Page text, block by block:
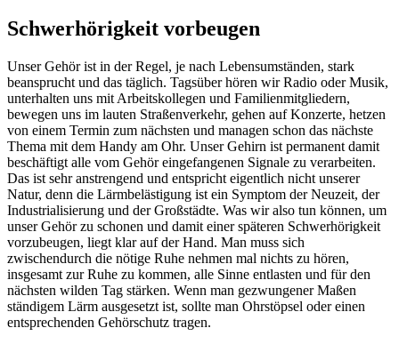
Schwerhörigkeit vorbeugen
Unser Gehör ist in der Regel, je nach Lebensumständen, stark
beansprucht und das täglich. Tagsüber hören wir Radio oder Musik,
unterhalten uns mit Arbeitskollegen und Familienmitgliedern,
bewegen uns im lauten Straßenverkehr, gehen auf Konzerte, hetzen
von einem Termin zum nächsten und managen schon das nächste
Thema mit dem Handy am Ohr. Unser Gehirn ist permanent damit
beschäftigt alle vom Gehör eingefangenen Signale zu verarbeiten.
Das ist sehr anstrengend und entspricht eigentlich nicht unserer
Natur, denn die Lärmbelästigung ist ein Symptom der Neuzeit, der
Industrialisierung und der Großstädte. Was wir also tun können, um
unser Gehör zu schonen und damit einer späteren Schwerhörigkeit
vorzubeugen, liegt klar auf der Hand. Man muss sich
zwischendurch die nötige Ruhe nehmen mal nichts zu hören,
insgesamt zur Ruhe zu kommen, alle Sinne entlasten und für den
nächsten wilden Tag stärken. Wenn man gezwungener Maßen
ständigem Lärm ausgesetzt ist, sollte man Ohrstöpsel oder einen
entsprechenden Gehörschutz tragen.